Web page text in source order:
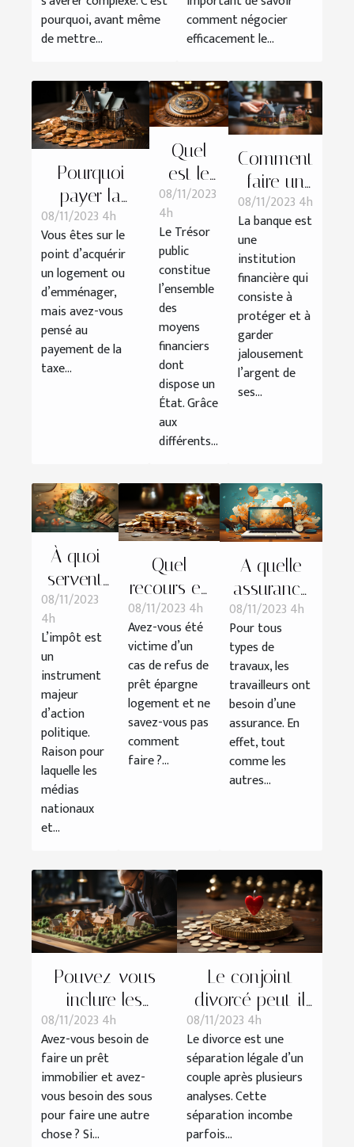
pourquoi, avant même
de mettre...
comment négocier
efficacement le...
Pourquoi
payer la
taxe
immobilière ?
08/11/2023 4h
Vous êtes sur le
point d’acquérir
un logement ou
d’emménager,
mais avez-vous
pensé au
payement de la
taxe...
Quel
est le
rôle du
Trésor
public ?
08/11/2023
4h
Le Trésor
public
constitue
l’ensemble
des
moyens
financiers
dont
dispose un
État. Grâce
aux
différents...
Comment
faire un
prêt à la
banque ?
08/11/2023 4h
La banque est
une
institution
financière qui
consiste à
protéger et à
garder
jalousement
l’argent de
ses...
À quoi
servent
les
impôts ?
08/11/2023
4h
L’impôt est
un
instrument
majeur
d’action
politique.
Raison pour
laquelle les
médias
nationaux
et...
Quel
recours en
cas de
refus de
prêt
épargne
logement ?
08/11/2023 4h
Avez-vous été
victime d’un
cas de refus de
prêt épargne
logement et ne
savez-vous pas
comment
faire ?...
A quelle
assurance
doit
souscrire
un salarié
en
télétravail ?
08/11/2023 4h
Pour tous
types de
travaux, les
travailleurs ont
besoin d’une
assurance. En
effet, tout
comme les
autres...
Pouvez-vous
inclure les
travaux à votre
prêt immobilier ?
08/11/2023 4h
Avez-vous besoin de
faire un prêt
immobilier et avez-
vous besoin des sous
pour faire une autre
chose ? Si...
Le conjoint
divorcé peut-il
bénéficier de la
pension de
réversion ?
08/11/2023 4h
Le divorce est une
séparation légale d’un
couple après plusieurs
analyses. Cette
séparation incombe
parfois...